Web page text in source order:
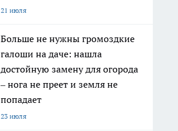
21 июля
Больше не нужны громоздкие
галоши на даче: нашла
достойную замену для огорода
– нога не преет и земля не
попадает
23 июля